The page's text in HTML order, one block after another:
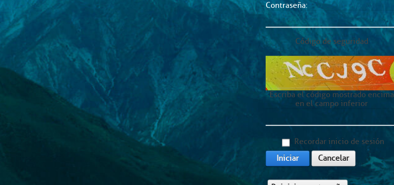
Contraseña:
Código de seguridad
Escriba el código mostrado encima
en el campo inferior
Recordar inicio de sesión
Iniciar
Cancelar